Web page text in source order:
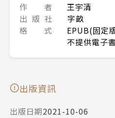
作 者
王宇清
出 版 社
字畝
格 式
EPUB(固定
不提供電子
出版資訊
出版日期2021-10-06